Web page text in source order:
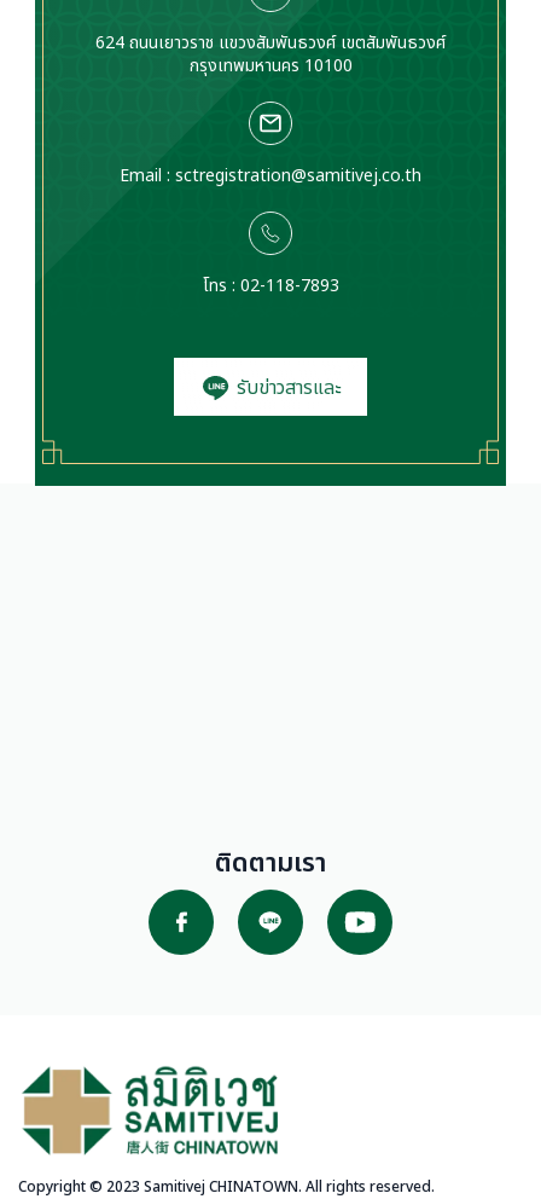
624 ถนนเยาวราช แขวงสัมพันธวงศ์ เขตสัมพันธวงศ์
กรุงเทพมหานคร 10100
Email : sctregistration@samitivej.co.th
โทร : 02-118-7893
รับข่าวสารและ
ติดตามเรา
Copyright © 2023 Samitivej CHINATOWN. All rights reserved.